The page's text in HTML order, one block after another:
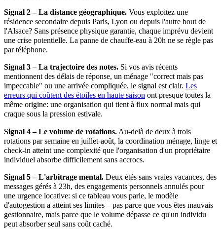
Signal 2 – La distance géographique. Vous exploitez une
résidence secondaire depuis Paris, Lyon ou depuis l'autre bout de
l'Alsace? Sans présence physique garantie, chaque imprévu devient
une crise potentielle. La panne de chauffe-eau à 20h ne se règle pas
par téléphone.
Signal 3 – La trajectoire des notes. Si vos avis récents
mentionnent des délais de réponse, un ménage "correct mais pas
impeccable" ou une arrivée compliquée, le signal est clair. Les
erreurs qui coûtent des étoiles en haute saison ont presque toutes la
même origine: une organisation qui tient à flux normal mais qui
craque sous la pression estivale.
Signal 4 – Le volume de rotations. Au-delà de deux à trois
rotations par semaine en juillet-août, la coordination ménage, linge et
check-in atteint une complexité que l'organisation d'un propriétaire
individuel absorbe difficilement sans accrocs.
Signal 5 – L'arbitrage mental. Deux étés sans vraies vacances, des
messages gérés à 23h, des engagements personnels annulés pour
une urgence locative: si ce tableau vous parle, le modèle
d'autogestion a atteint ses limites – pas parce que vous êtes mauvais
gestionnaire, mais parce que le volume dépasse ce qu'un individu
peut absorber seul sans coût caché.